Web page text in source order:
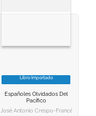
VER INFORMACION
AGREGAR AL
Libro Importado
Españoles Olvidados Del
Pacífico
José Antonio Crespo-Francés Y